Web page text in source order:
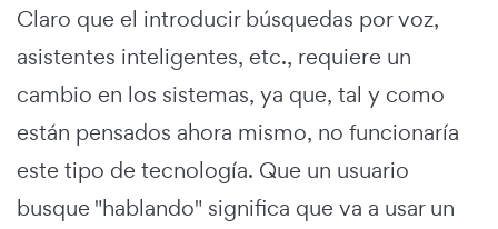
Claro que el introducir búsquedas por voz,
asistentes inteligentes, etc., requiere un
cambio en los sistemas, ya que, tal y como
están pensados ahora mismo, no funcionaría
este tipo de tecnología. Que un usuario
busque "hablando" significa que va a usar un